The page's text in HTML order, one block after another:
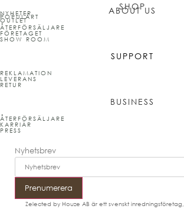
SHOP
OUTLET
POPULÄRT
NYHETER ABOUT US
ÅTERFÖRSÄLJARE
FÖRETAGET
SHOW ROOM
SUPPORT
REKLAMATION
LEVERANS
RETUR
BUSINESS
ÅTERFÖRSÄLJARE
KARRIÄR
PRESS
Nyhetsbrev
Prenumerera
Zelected by Houze AB är ett svenskt